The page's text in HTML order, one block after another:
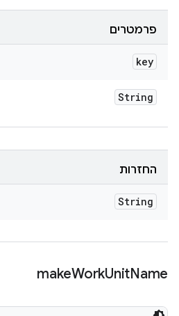
פרמטרים
key
String
החזרות
String
makeWorkUnitName